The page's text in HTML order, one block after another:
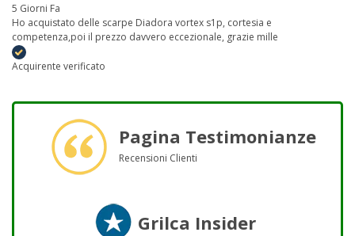
5 Giorni Fa
Ho acquistato delle scarpe Diadora vortex s1p, cortesia e
competenza,poi il prezzo davvero eccezionale, grazie mille
Acquirente verificato
Pagina Testimonianze
Recensioni Clienti
Grilca Insider